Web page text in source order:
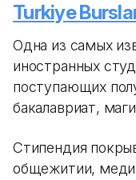
Turkiye
Одна из самых
иностранных
поступающих
бакалавриат,
Стипендия
общежитии,